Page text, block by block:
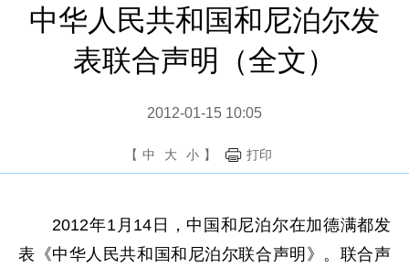
中华人民共和国和尼泊尔发
表联合声明（全文）
2012-01-15 10:05
【 中 大 小 】 打印
2012年1月14日，中国和尼泊尔在加德满都发
表《中华人民共和国和尼泊尔联合声明》。联合声